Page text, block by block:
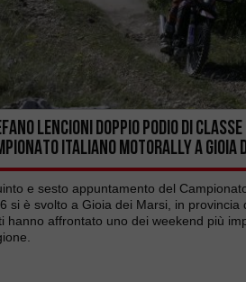
LENCIONI DOPPIO PODIO DI CLASSE
ITALIANO MOTORALLY A GIOIA
e sesto appuntamento del
si è svolto a Gioia dei Marsi, in provincia
hanno affrontato uno dei weekend più